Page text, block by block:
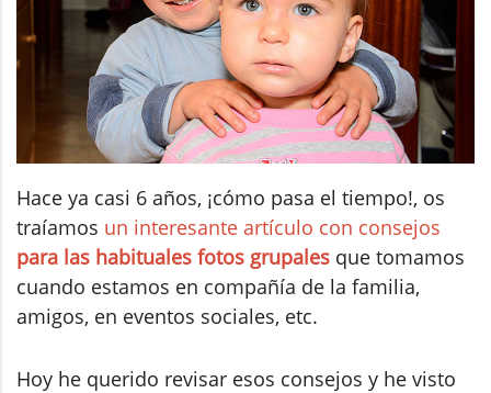
Hace ya casi 6 años, ¡cómo pasa el tiempo!, os
traíamos un interesante artículo con consejos
para las habituales fotos grupales que tomamos
cuando estamos en compañía de la familia,
amigos, en eventos sociales, etc.
Hoy he querido revisar esos consejos y he visto